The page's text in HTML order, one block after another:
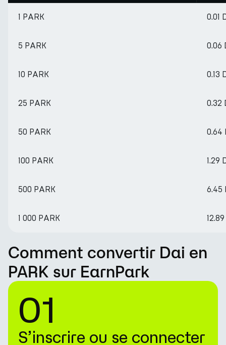
1 PARK 0.01
5 PARK 0.06
10 PARK 0.13
25 PARK 0.32
50 PARK 0.64
100 PARK 1.29
500 PARK 6.45
1 000 PARK
Comment convertir Dai en
PARK sur EarnPark
01
S’inscrire ou se connecter